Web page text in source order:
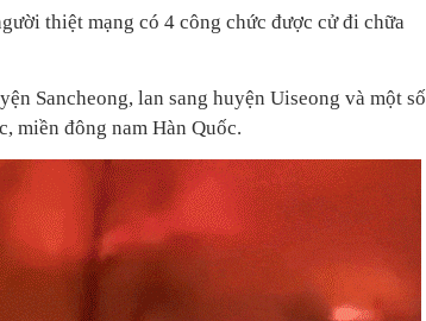
thiệt mạng có 4 công chức được cử đi chữa
Sancheong, lan sang huyện Uiseong và một số
miền đông nam Hàn Quốc.